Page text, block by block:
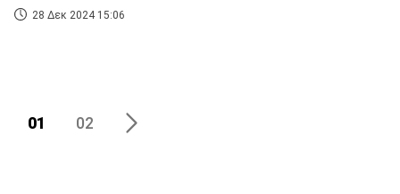
28 Δεκ 2024 15:06
01 02